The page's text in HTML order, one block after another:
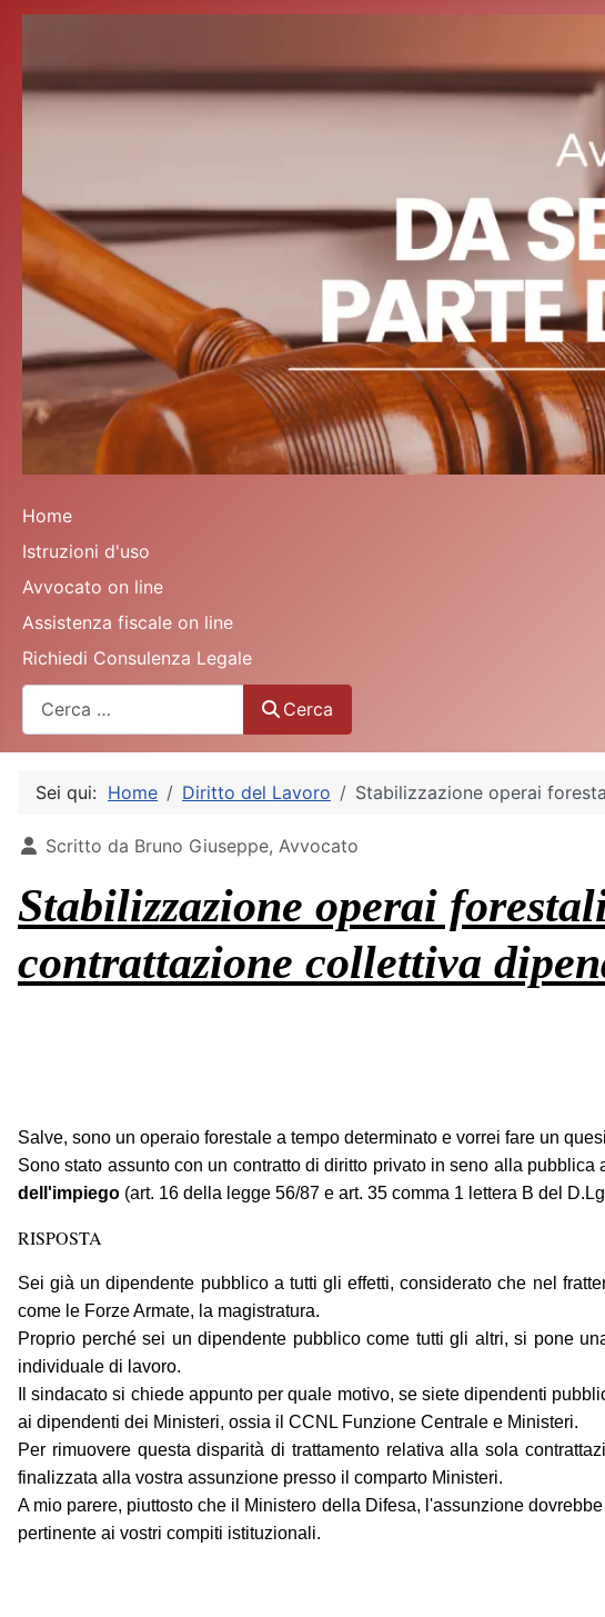
Home
Istruzioni d'uso
Avvocato on line
Assistenza fiscale on line
Richiedi Consulenza Legale
Cerca
Sei qui: Home Diritto del Lavoro Stabilizzazione operai
Dettagli
Scritto da Bruno Giuseppe, Avvocato
Stabilizzazione operai
contrattazione collettiva
Salve, sono un operaio forestale a tempo determinato e vorrei fare un
Sono stato assunto con un contratto di diritto privato in seno alla
dell'impiego (art. 16 della legge 56/87 e art. 35 comma 1 lettera B del
RISPOSTA
Sei già un dipendente pubblico a tutti gli effetti, considerato che nel
come le Forze Armate, la magistratura.
Proprio perché sei un dipendente pubblico come tutti gli altri, si pone
individuale di lavoro.
Il sindacato si chiede appunto per quale motivo, se siete dipendenti
ai dipendenti dei Ministeri, ossia il CCNL Funzione Centrale e Ministeri.
Per rimuovere questa disparità di trattamento relativa alla sola
finalizzata alla vostra assunzione presso il comparto Ministeri.
A mio parere, piuttosto che il Ministero della Difesa, l'assunzione
pertinente ai vostri compiti istituzionali.